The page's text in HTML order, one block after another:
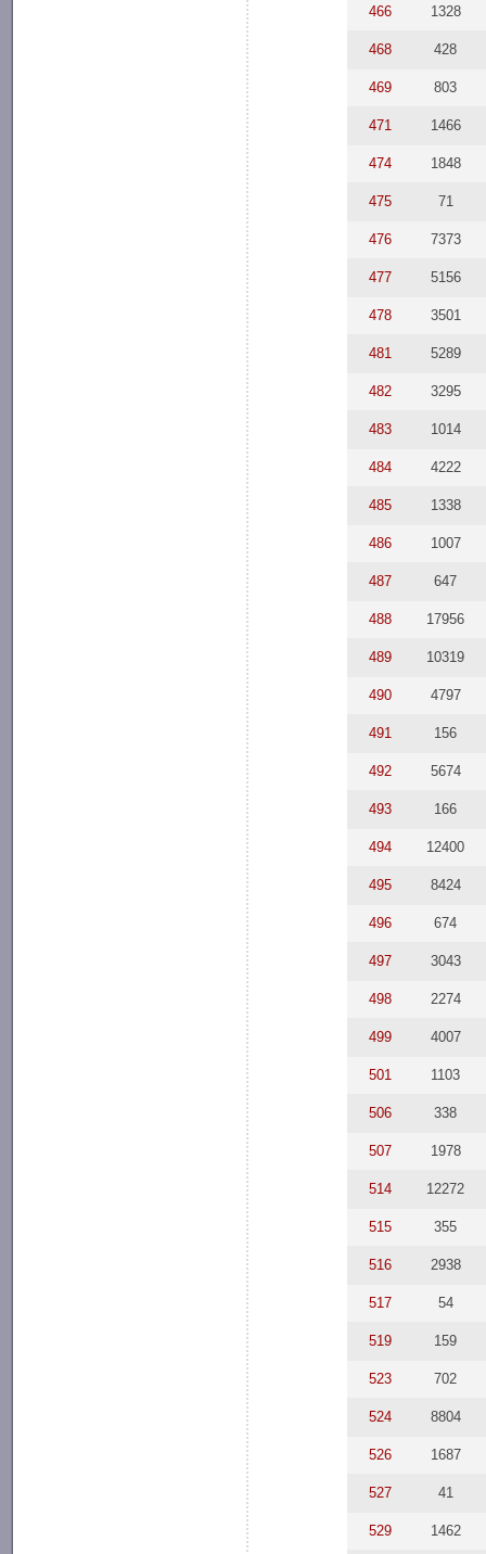
466 1328
468 428
469 803
471 1466
474 1848
475 71
476 7373
477 5156
478 3501
481 5289
482 3295
483 1014
484 4222
485 1338
486 1007
487 647
488 17956
489 10319
490 4797
491 156
492 5674
493 166
494 12400
495 8424
496 674
497 3043
498 2274
499 4007
501 1103
506 338
507 1978
514 12272
515 355
516 2938
517 54
519 159
523 702
524 8804
526 1687
527 41
529 1462